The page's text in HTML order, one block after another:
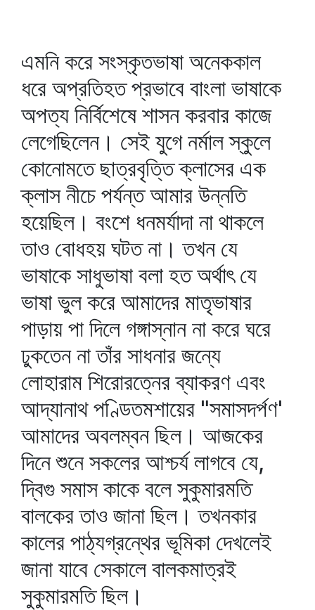
এমনি করে সংস্কৃতভাষা অনেককাল
ধরে অপ্রতিহত প্রভাবে বাংলা ভাষাকে
অপত্য নির্বিশেষে শাসন করবার কাজে
লেগেছিলেন। সেই যুগে নর্মাল স্কুলে
কোনোমতে ছাত্রবৃত্তি ক্লাসের এক
ক্লাস নীচে পর্যন্ত আমার উন্নতি
হয়েছিল। বংশে ধনমর্যাদা না থাকলে
তাও বোধহয় ঘটত না। তখন যে
ভাষাকে সাধুভাষা বলা হত অর্থাৎ যে
ভাষা ভুল করে আমাদের মাতৃভাষার
পাড়ায় পা দিলে গঙ্গাস্নান না করে ঘরে
ঢুকতেন না তাঁর সাধনার জন্যে
লোহারাম শিরোরত্নের ব্যাকরণ এবং
আদ্যানাথ পণ্ডিতমশায়ের "সমাসদর্পণ'
আমাদের অবলম্বন ছিল। আজকের
দিনে শুনে সকলের আশ্চর্য লাগবে যে,
দ্বিগু সমাস কাকে বলে সুকুমারমতি
বালকের তাও জানা ছিল। তখনকার
কালের পাঠ্যগ্রন্থের ভূমিকা দেখলেই
জানা যাবে সেকালে বালকমাত্রই
সুকুমারমতি ছিল।